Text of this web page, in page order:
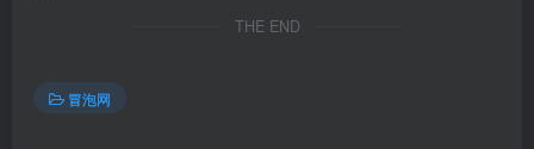
THE END
冒泡网